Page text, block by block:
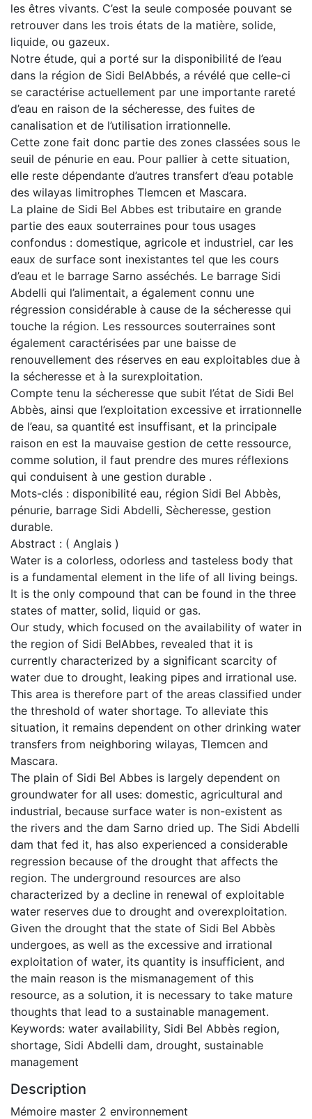
les êtres vivants. C’est la seule composée pouvant se
retrouver dans les trois états de la matière, solide,
liquide, ou gazeux.
Notre étude, qui a porté sur la disponibilité de l’eau
dans la région de Sidi BelAbbés, a révélé que celle-ci
se caractérise actuellement par une importante rareté
d’eau en raison de la sécheresse, des fuites de
canalisation et de l’utilisation irrationnelle.
Cette zone fait donc partie des zones classées sous le
seuil de pénurie en eau. Pour pallier à cette situation,
elle reste dépendante d’autres transfert d’eau potable
des wilayas limitrophes Tlemcen et Mascara.
La plaine de Sidi Bel Abbes est tributaire en grande
partie des eaux souterraines pour tous usages
confondus : domestique, agricole et industriel, car les
eaux de surface sont inexistantes tel que les cours
d’eau et le barrage Sarno asséchés. Le barrage Sidi
Abdelli qui l’alimentait, a également connu une
régression considérable à cause de la sécheresse qui
touche la région. Les ressources souterraines sont
également caractérisées par une baisse de
renouvellement des réserves en eau exploitables due à
la sécheresse et à la surexploitation.
Compte tenu la sécheresse que subit l’état de Sidi Bel
Abbès, ainsi que l’exploitation excessive et irrationnelle
de l’eau, sa quantité est insuffisant, et la principale
raison en est la mauvaise gestion de cette ressource,
comme solution, il faut prendre des mures réflexions
qui conduisent à une gestion durable .
Mots-clés : disponibilité eau, région Sidi Bel Abbès,
pénurie, barrage Sidi Abdelli, Sècheresse, gestion
durable.
Abstract : ( Anglais )
Water is a colorless, odorless and tasteless body that
is a fundamental element in the life of all living beings.
It is the only compound that can be found in the three
states of matter, solid, liquid or gas.
Our study, which focused on the availability of water in
the region of Sidi BelAbbes, revealed that it is
currently characterized by a significant scarcity of
water due to drought, leaking pipes and irrational use.
This area is therefore part of the areas classified under
the threshold of water shortage. To alleviate this
situation, it remains dependent on other drinking water
transfers from neighboring wilayas, Tlemcen and
Mascara.
The plain of Sidi Bel Abbes is largely dependent on
groundwater for all uses: domestic, agricultural and
industrial, because surface water is non-existent as
the rivers and the dam Sarno dried up. The Sidi Abdelli
dam that fed it, has also experienced a considerable
regression because of the drought that affects the
region. The underground resources are also
characterized by a decline in renewal of exploitable
water reserves due to drought and overexploitation.
Given the drought that the state of Sidi Bel Abbès
undergoes, as well as the excessive and irrational
exploitation of water, its quantity is insufficient, and
the main reason is the mismanagement of this
resource, as a solution, it is necessary to take mature
thoughts that lead to a sustainable management.
Keywords: water availability, Sidi Bel Abbès region,
shortage, Sidi Abdelli dam, drought, sustainable
management
Description
Mémoire master 2 environnement